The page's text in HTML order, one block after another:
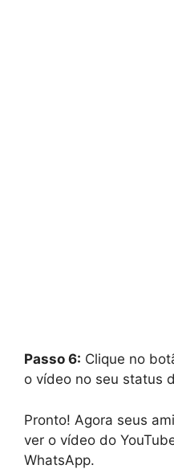
Passo 6: Clique no
o vídeo no seu status
Pronto! Agora seus
ver o vídeo do
WhatsApp.